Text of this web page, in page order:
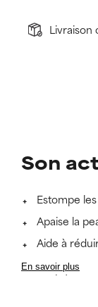
Son
Estompe
Apaise la
Aide à
En savoir plus